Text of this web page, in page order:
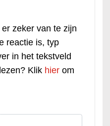
zeker van te zijn
reactie is, typ
in het tekstveld
Klik hier om